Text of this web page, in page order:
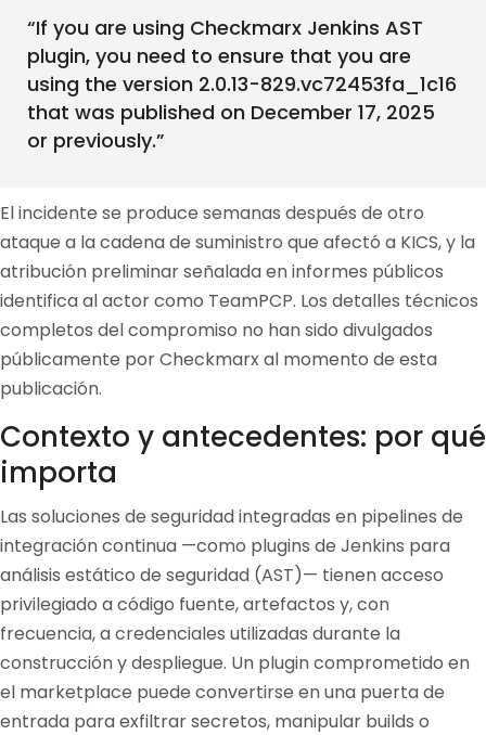
“If you are using Checkmarx Jenkins AST
plugin, you need to ensure that you are
using the version 2.0.13-829.vc72453fa_1c16
that was published on December 17, 2025
or previously.”
El incidente se produce semanas después de otro
ataque a la cadena de suministro que afectó a KICS, y la
atribución preliminar señalada en informes públicos
identifica al actor como TeamPCP. Los detalles técnicos
completos del compromiso no han sido divulgados
públicamente por Checkmarx al momento de esta
publicación.
Contexto y antecedentes: por qué
importa
Las soluciones de seguridad integradas en pipelines de
integración continua —como plugins de Jenkins para
análisis estático de seguridad (AST)— tienen acceso
privilegiado a código fuente, artefactos y, con
frecuencia, a credenciales utilizadas durante la
construcción y despliegue. Un plugin comprometido en
el marketplace puede convertirse en una puerta de
entrada para exfiltrar secretos, manipular builds o